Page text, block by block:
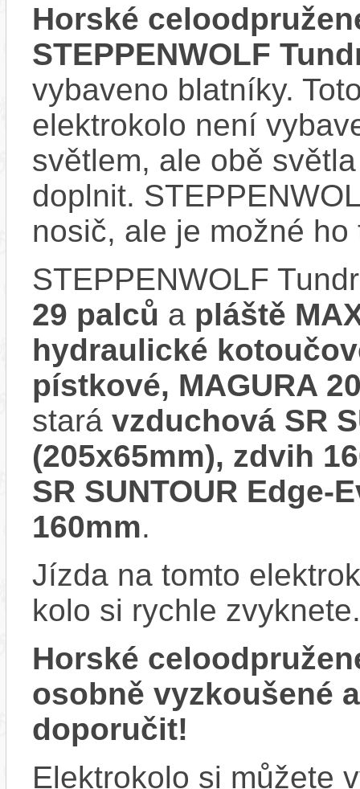
Horské
STEPPENWOLF
vybaveno blatníky.
elektrokolo není
světlem, ale obě
doplnit.
nosič, ale je možné
STEPPENWOLF
29 palců a pláště
hydraulické
pístkové, MAGURA
stará vzduchová SR
(205x65mm), zdvih
SR SUNTOUR Edge-
160mm.
Jízda na tomto
kolo si rychle zvyknete.
Horské
osobně vyzkoušené
doporučit!
Elektrokolo si můžete